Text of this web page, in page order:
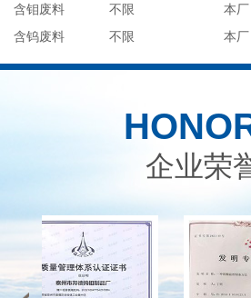
含钼废料
不限 本厂
含钨废料
不限 本厂
企业荣